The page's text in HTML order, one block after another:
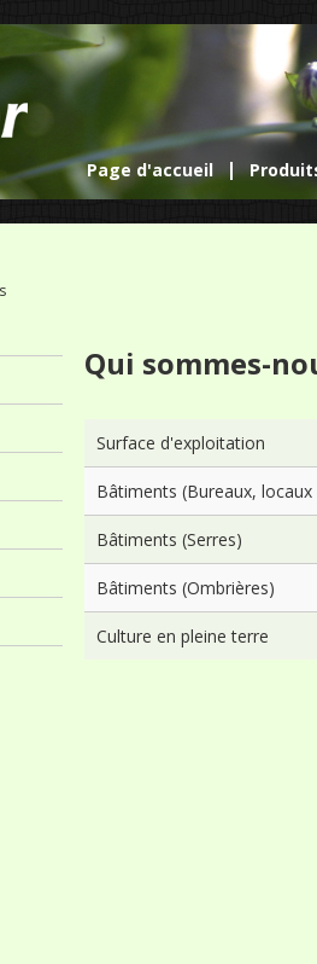
Page d'accueil
Qui sommes-
Surface d'exploitation
Bâtiments (Bureaux,
Bâtiments (Serres)
Bâtiments (Ombrières)
Culture en pleine terre